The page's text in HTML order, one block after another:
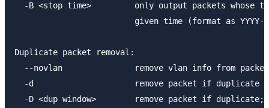
-B <stop time>         only output packets whose
given time (format as YYYY-
Duplicate packet removal:
--novlan               remove vlan info from
-d                     remove packet if duplicate
-D <dup window>        remove packet if duplicate;